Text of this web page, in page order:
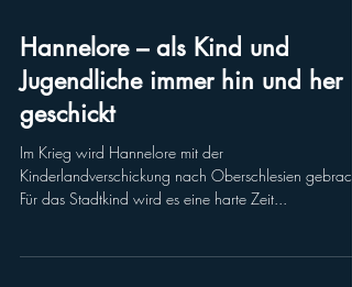
Hannelore – als Kind und
Jugendliche immer hin und her
Im Krieg wird Hannelore mit der